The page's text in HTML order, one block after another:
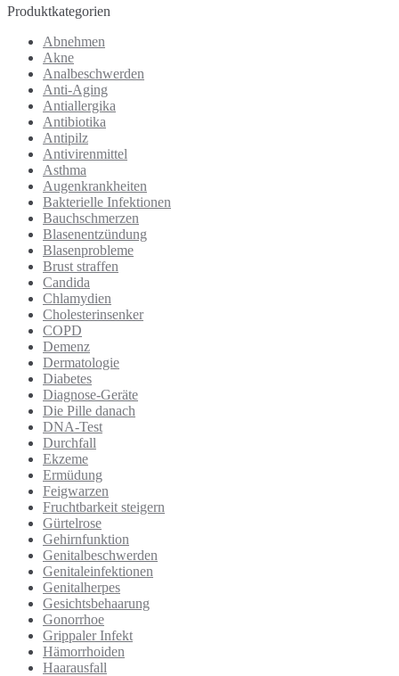
Produktkategorien
Abnehmen
Akne
Analbeschwerden
Anti-Aging
Antiallergika
Antibiotika
Antipilz
Antivirenmittel
Asthma
Augenkrankheiten
Bakterielle Infektionen
Bauchschmerzen
Blasenentzündung
Blasenprobleme
Brust straffen
Candida
Chlamydien
Cholesterinsenker
COPD
Demenz
Dermatologie
Diabetes
Diagnose-Geräte
Die Pille danach
DNA-Test
Durchfall
Ekzeme
Ermüdung
Feigwarzen
Fruchtbarkeit steigern
Gürtelrose
Gehirnfunktion
Genitalbeschwerden
Genitaleinfektionen
Genitalherpes
Gesichtsbehaarung
Gonorrhoe
Grippaler Infekt
Hämorrhoiden
Haarausfall